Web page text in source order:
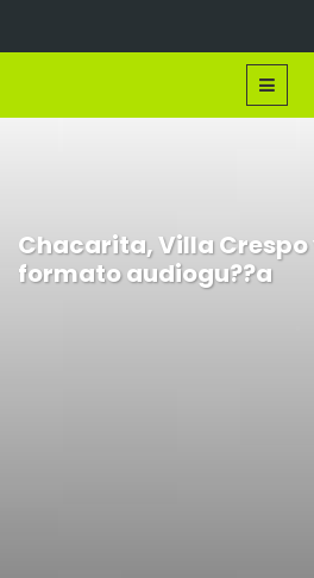
Chacarita, Villa Crespo
formato audiogu??a